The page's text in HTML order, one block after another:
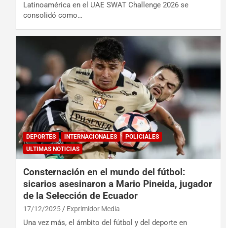
Latinoamérica en el UAE SWAT Challenge 2026 se
consolidó como…
DEPORTES INTERNACIONALES
POLICIALES
ULTIMAS NOTICIAS
Consternación en el mundo del fútbol:
sicarios asesinaron a Mario Pineida, jugador
de la Selección de Ecuador
17/12/2025 Exprimidor Media
Una vez más, el ámbito del fútbol y del deporte en